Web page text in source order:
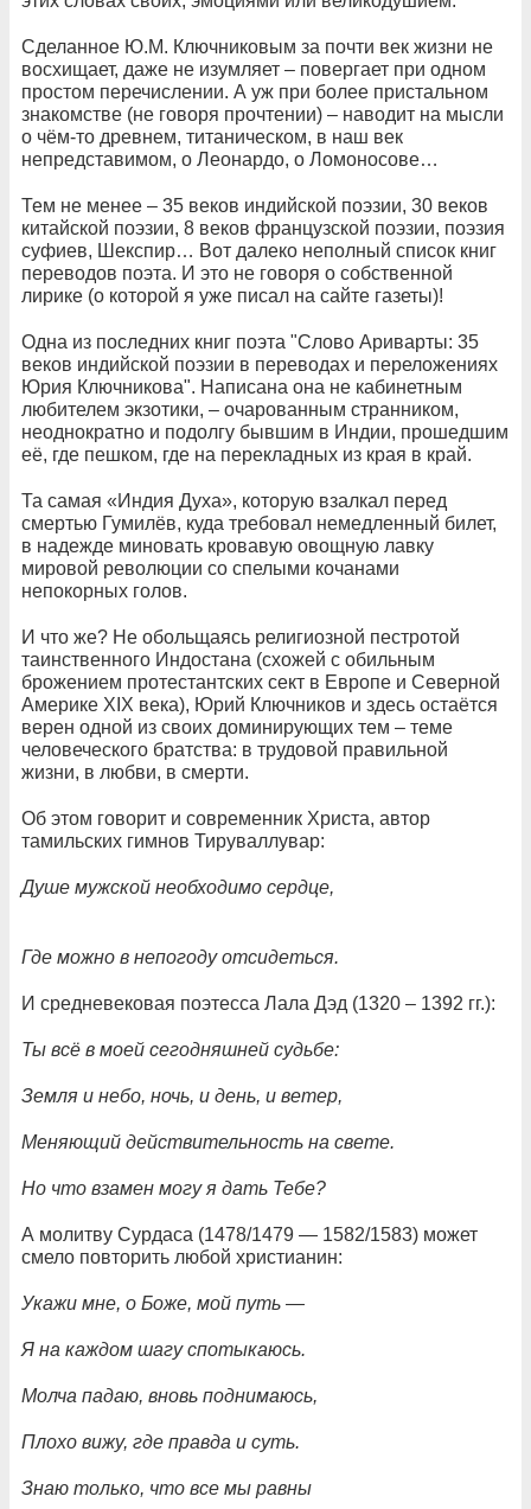
Сделанное Ю.М. Ключниковым за почти век жизни не
восхищает, даже не изумляет – повергает при одном
простом перечислении. А уж при более пристальном
знакомстве (не говоря прочтении) – наводит на мысли
о чём-то древнем, титаническом, в наш век
непредставимом, о Леонардо, о Ломоносове…
Тем не менее – 35 веков индийской поэзии, 30 веков
китайской поэзии, 8 веков французской поэзии, поэзия
суфиев, Шекспир… Вот далеко неполный список книг
переводов поэта. И это не говоря о собственной
лирике (о которой я уже писал на сайте газеты)!
Одна из последних книг поэта "Слово Ариварты: 35
веков индийской поэзии в переводах и переложениях
Юрия Ключникова". Написана она не кабинетным
любителем экзотики, – очарованным странником,
неоднократно и подолгу бывшим в Индии, прошедшим
её, где пешком, где на перекладных из края в край.
Та самая «Индия Духа», которую взалкал перед
смертью Гумилёв, куда требовал немедленный билет,
в надежде миновать кровавую овощную лавку
мировой революции со спелыми кочанами
непокорных голов.
И что же? Не обольщаясь религиозной пестротой
таинственного Индостана (схожей с обильным
брожением протестантских сект в Европе и Северной
Америке ХIХ века), Юрий Ключников и здесь остаётся
верен одной из своих доминирующих тем – теме
человеческого братства: в трудовой правильной
жизни, в любви, в смерти.
Об этом говорит и современник Христа, автор
тамильских гимнов Тируваллувар:
Душе мужской необходимо сердце,
Где можно в непогоду отсидеться.
И средневековая поэтесса Лала Дэд (1320 – 1392 гг.):
Ты всё в моей сегодняшней судьбе:
Земля и небо, ночь, и день, и ветер,
Меняющий действительность на свете.
Но что взамен могу я дать Тебе?
А молитву Сурдаса (1478/1479 — 1582/1583) может
смело повторить любой христианин:
Укажи мне, о Боже, мой путь —
Я на каждом шагу спотыкаюсь.
Молча падаю, вновь поднимаюсь,
Плохо вижу, где правда и суть.
Знаю только, что все мы равны